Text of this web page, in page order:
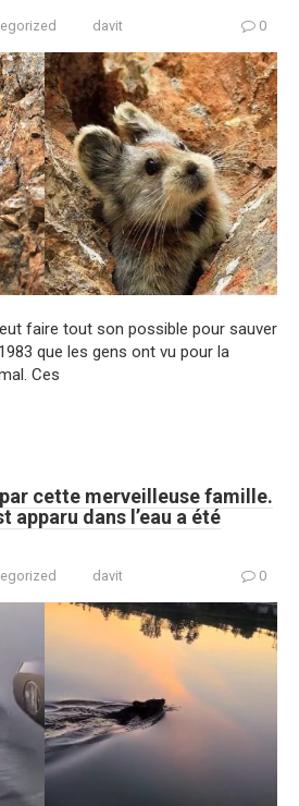
davit 0
faire tout son possible pour sauver
que les gens ont vu pour la
Ces
cette merveilleuse famille.
apparu dans l’eau a été
davit 0